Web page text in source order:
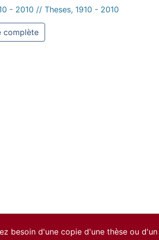
- 2010 // Theses, 1910 - 2010
complète
besoin d'une copie d'une thèse ou